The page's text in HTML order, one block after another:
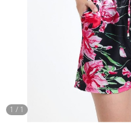
Mont & Kaban